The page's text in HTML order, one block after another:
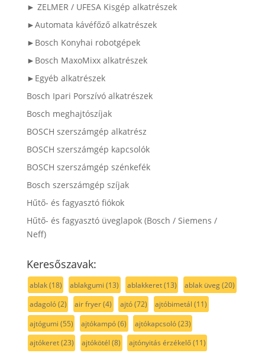
► ZELMER / UFESA Kisgép alkatrészek
►Automata kávéfőző alkatrészek
►Bosch Konyhai robotgépek
►Bosch MaxoMixx alkatrészek
►Egyéb alkatrészek
Bosch Ipari Porszívó alkatrészek
Bosch meghajtószíjak
BOSCH szerszámgép alkatrész
BOSCH szerszámgép kapcsolók
BOSCH szerszámgép szénkefék
Bosch szerszámgép szíjak
Hűtő- és fagyasztó fiókok
Hűtő- és fagyasztó üveglapok (Bosch / Siemens /
Neff)
Keresőszavak:
ablak(18) ablakgumi (13) ablakkeret(13) ablak üveg(20)
adagoló(2) air fryer(4) ajtó(72) ajtóbimetál (11)
ajtógumi (55) ajtókampó(6) ajtókapcsoló(23)
ajtókeret(23) ajtókötél (8) ajtónyitás érzékelő(11)